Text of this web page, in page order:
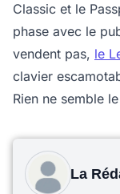
Classic et le
phase avec le
vendent pas, le
clavier
Rien ne semble
La